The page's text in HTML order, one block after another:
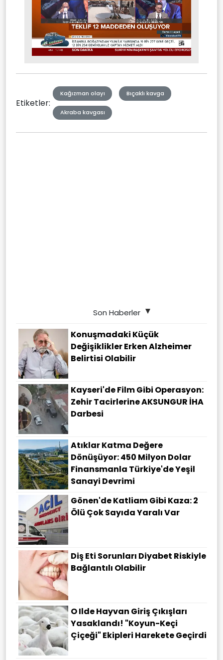
Mute Stream
Etiketler:
Kağızman olayı Bıçaklı kavga
Akraba kavgası
Son Haberler
Konuşmadaki Küçük
Değişiklikler Erken Alzheimer
Belirtisi Olabilir
Kayseri'de Film Gibi Operasyon:
Zehir Tacirlerine AKSUNGUR İHA
Darbesi
Atıklar Katma Değere
Dönüşüyor: 450 Milyon Dolar
Finansmanla Türkiye'de Yeşil
Sanayi Devrimi
Gönen'de Katliam Gibi Kaza: 2
Ölü Çok Sayıda Yaralı Var
Diş Eti Sorunları Diyabet Riskiyle
Bağlantılı Olabilir
O Ilde Hayvan Giriş Çıkışları
Yasaklandı! "Koyun-Keçi
Çiçeği" Ekipleri Harekete Geçirdi